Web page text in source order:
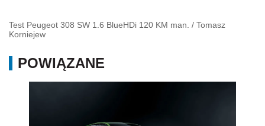
Test Peugeot 308 SW 1.6 BlueHDi 120 KM man. / Tomasz
Korniejew
POWIĄZANE